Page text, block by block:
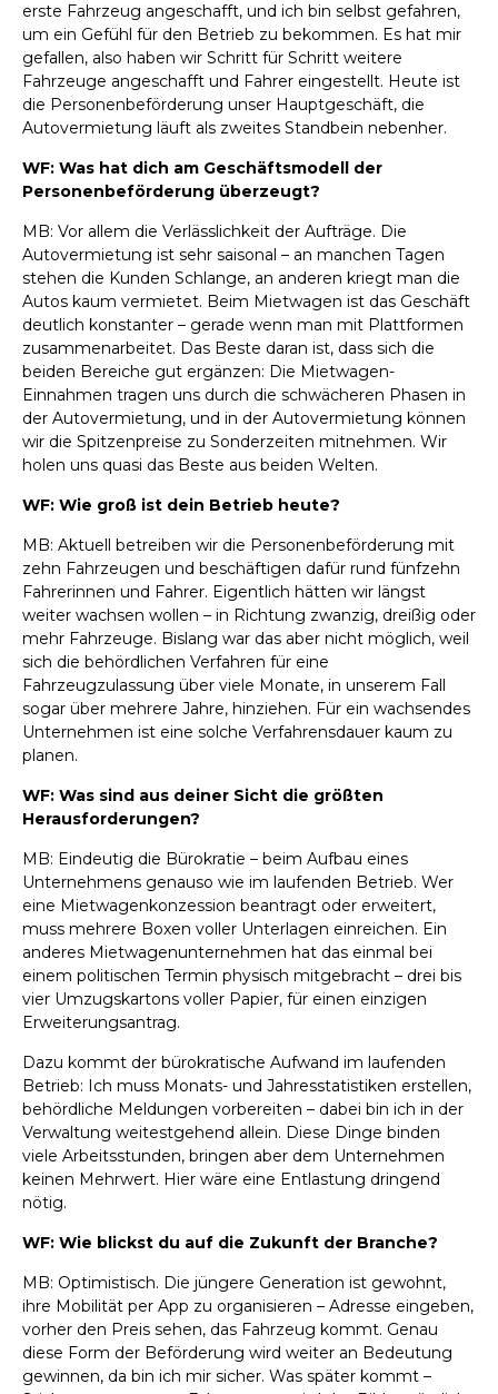
erste Fahrzeug angeschafft, und ich bin selbst gefahren,
um ein Gefühl für den Betrieb zu bekommen. Es hat mir
gefallen, also haben wir Schritt für Schritt weitere
Fahrzeuge angeschafft und Fahrer eingestellt. Heute ist
die Personenbeförderung unser Hauptgeschäft, die
Autovermietung läuft als zweites Standbein nebenher.
WF: Was hat dich am Geschäftsmodell der
Personenbeförderung überzeugt?
MB: Vor allem die Verlässlichkeit der Aufträge. Die
Autovermietung ist sehr saisonal – an manchen Tagen
stehen die Kunden Schlange, an anderen kriegt man die
Autos kaum vermietet. Beim Mietwagen ist das Geschäft
deutlich konstanter – gerade wenn man mit Plattformen
zusammenarbeitet. Das Beste daran ist, dass sich die
beiden Bereiche gut ergänzen: Die Mietwagen-
Einnahmen tragen uns durch die schwächeren Phasen in
der Autovermietung, und in der Autovermietung können
wir die Spitzenpreise zu Sonderzeiten mitnehmen. Wir
holen uns quasi das Beste aus beiden Welten.
WF: Wie groß ist dein Betrieb heute?
MB: Aktuell betreiben wir die Personenbeförderung mit
zehn Fahrzeugen und beschäftigen dafür rund fünfzehn
Fahrerinnen und Fahrer. Eigentlich hätten wir längst
weiter wachsen wollen – in Richtung zwanzig, dreißig oder
mehr Fahrzeuge. Bislang war das aber nicht möglich, weil
sich die behördlichen Verfahren für eine
Fahrzeugzulassung über viele Monate, in unserem Fall
sogar über mehrere Jahre, hinziehen. Für ein wachsendes
Unternehmen ist eine solche Verfahrensdauer kaum zu
planen.
WF: Was sind aus deiner Sicht die größten
Herausforderungen?
MB: Eindeutig die Bürokratie – beim Aufbau eines
Unternehmens genauso wie im laufenden Betrieb. Wer
eine Mietwagenkonzession beantragt oder erweitert,
muss mehrere Boxen voller Unterlagen einreichen. Ein
anderes Mietwagenunternehmen hat das einmal bei
einem politischen Termin physisch mitgebracht – drei bis
vier Umzugskartons voller Papier, für einen einzigen
Erweiterungsantrag.
Dazu kommt der bürokratische Aufwand im laufenden
Betrieb: Ich muss Monats- und Jahresstatistiken erstellen,
behördliche Meldungen vorbereiten – dabei bin ich in der
Verwaltung weitestgehend allein. Diese Dinge binden
viele Arbeitsstunden, bringen aber dem Unternehmen
keinen Mehrwert. Hier wäre eine Entlastung dringend
nötig.
WF: Wie blickst du auf die Zukunft der Branche?
MB: Optimistisch. Die jüngere Generation ist gewohnt,
ihre Mobilität per App zu organisieren – Adresse eingeben,
vorher den Preis sehen, das Fahrzeug kommt. Genau
diese Form der Beförderung wird weiter an Bedeutung
gewinnen, da bin ich mir sicher. Was später kommt –